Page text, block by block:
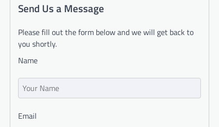
Send Us a Message
Please fill out the form below and we will get back to
you shortly.
Name
Email